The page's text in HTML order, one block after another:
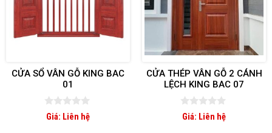
CỬA SỔ VÂN GỖ KING BAC
01
0
nGiá: Liên hệ
CỬA THÉP VÂN GỖ 2 CÁNH
LỆCH KING BAC 07
0
nGiá: Liên hệ